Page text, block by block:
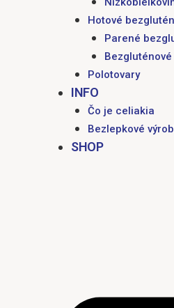
Hotové
Parené
Polotovary
INFO
Čo je celiakia
Bezlepkové
SHOP